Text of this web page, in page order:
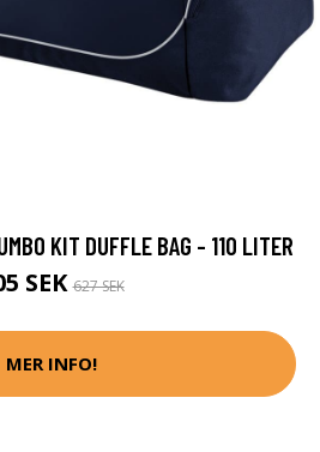
KIT DUFFLE BAG - 110 LITER
SEK627 SEK
MER INFO!